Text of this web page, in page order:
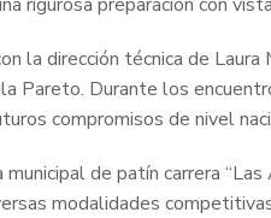
la dirección técnica de
Pareto. Durante los
compromisos de nivel
de patín carrera
modalidades